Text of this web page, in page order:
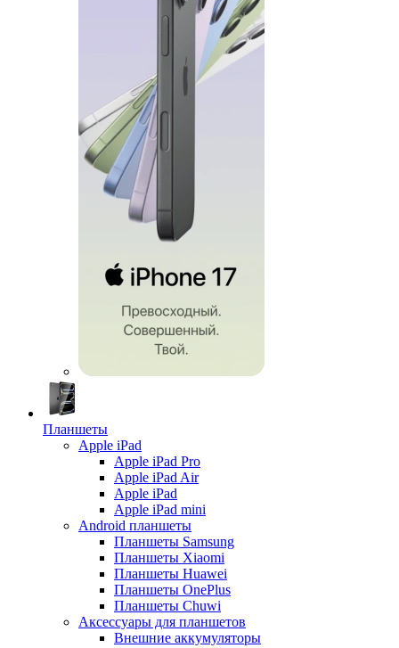
Планшеты
Apple iPad
Apple iPad Pro
Apple iPad Air
Apple iPad
Apple iPad mini
Android планшеты
Планшеты Samsung
Планшеты Xiaomi
Планшеты Huawei
Планшеты OnePlus
Планшеты Chuwi
Аксессуары для планшетов
Внешние аккумуляторы